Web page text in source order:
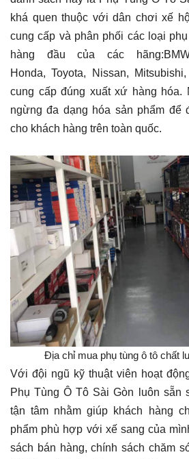
khá quen thuộc với dân chơi xế
cung cấp và phân phối các loại
hàng đầu của các
Honda, Toyota, Nissan,
cung cấp đúng xuất xứ hàng hóa.
ngừng đa dạng hóa sản phẩm để
cho khách hàng trên toàn quốc.
Địa chỉ mua phụ tùng ô tô chất
Với đội ngũ kỹ thuật viên hoạt
Phụ Tùng Ô Tô Sài Gòn luôn sẵn
tận tâm nhằm giúp khách hàng
phẩm phù hợp với xế sang của
sách bán hàng, chính sách chăm